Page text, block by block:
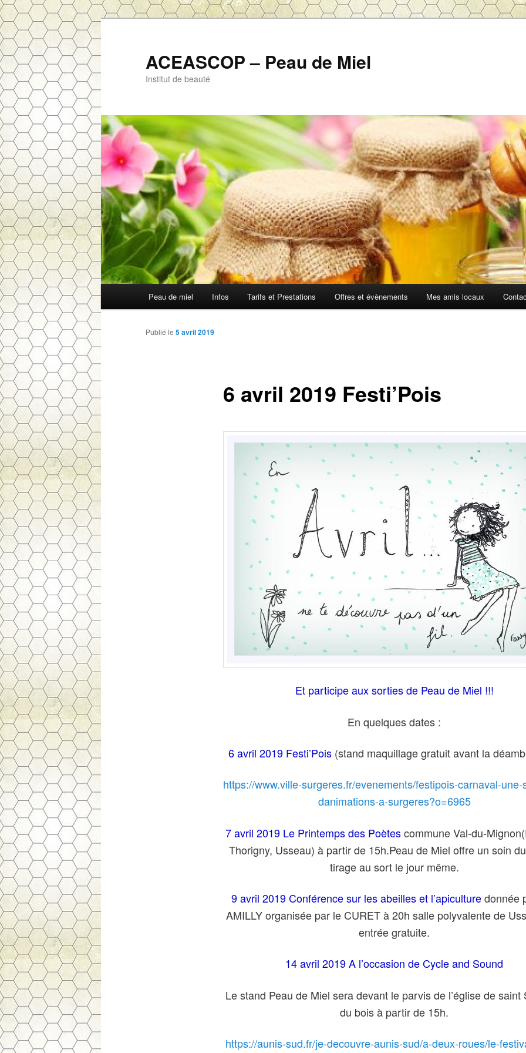
ACEASCOP – Peau de Miel
Institut de beauté
Aller
au
Peau de miel Infos Tarifs et Prestations Offres et évènements Mes amis locaux
6 avril 2019 Festi’Pois
Publié le 5 avril 2019
Et participe aux sorties de Peau de Miel !!!
En quelques dates :
6 avril 2019 Festi’Pois (stand maquillage gratuit avant la
https://www.ville-surgeres.fr/evenements/festipois-carnaval-
danimations-a-surgeres?o=6965
7 avril 2019 Le Printemps des Poètescommune Val-du-
Thorigny, Usseau) à partir de 15h.Peau de Miel offre un soin
tirage au sort le jour même.
9 avril 2019 Conférence sur les abeilles et l’apiculturedonnée
AMILLY organisée par le CURET à 20h salle polyvalente de
entrée gratuite.
14 avril 2019 A l’occasion de Cycle and Sound
Le stand Peau de Miel sera devant le parvis de l’église de saint
du bois à partir de 15h.
https://aunis-sud.fr/je-decouvre-aunis-sud/a-deux-roues/le-